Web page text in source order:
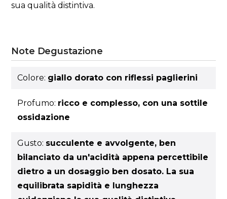
sua qualità distintiva.
Note Degustazione
Colore: giallo dorato con riflessi paglierini
Profumo: ricco e complesso, con una sottile
ossidazione
Gusto: succulente e avvolgente, ben
bilanciato da un'acidità appena percettibile
dietro a un dosaggio ben dosato. La sua
equilibrata sapidità e lunghezza